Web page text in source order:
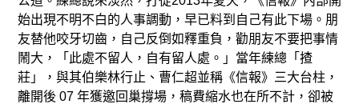
始出現不明不白的人事調動，早已料到自己有此下場。朋
友替他咬牙切齒，自己反倒如釋重負，勸朋友不要把事情
鬧大，「此處不留人，自有留人處。」當年練總「揸
莊」，與其伯樂林行止、曹仁超並稱《信報》三大台柱，
離開後 07 年獲邀回巢撐場，稿費縮水也在所不計，卻被